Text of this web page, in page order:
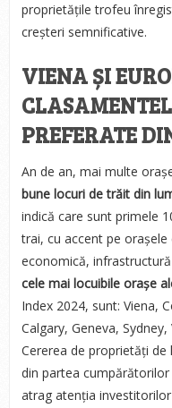
proprietățile trofeu
creșteri semnificative.
VIENA ȘI
PREFERATE
An de an, mai multe
bune locuri de trăit din
indică care sunt primele
trai, cu accent pe
economică,
cele mai locuibile orașe
Index 2024, sunt: Viena,
Calgary, Geneva,
Cererea de proprietăți de
din partea
atrag atenția